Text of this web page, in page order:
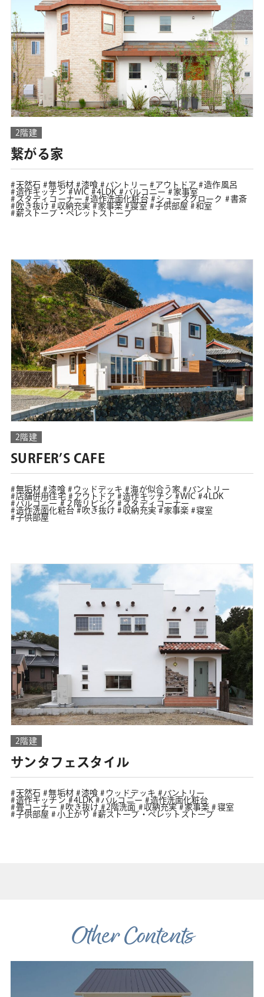
2階建
繋がる家
天然石 無垢材 漆喰 パントリー アウトドア
造作風呂
造作キッチン
WIC 4LDK バルコニー
家事室
スタディコーナー
造作洗面化粧台 シューズクローク
書斎
吹き抜け
収納充実 家事楽 寝室 子供部屋
和室
薪ストーブ・ペレットストーブ
2階建
SURFER’S CAFE
無垢材 漆喰 ウッドデッキ 海が似合う家
パントリー
店舗併用住宅
アウトドア 造作キッチン WIC
4LDK
バルコニー
２階リビング
スタディコーナー
造作洗面化粧台
吹き抜け 収納充実 家事楽
寝室
子供部屋
2階建
サンタフェスタイル
天然石 無垢材 漆喰 ウッドデッキ
パントリー
造作キッチン
4LDK バルコニー
造作洗面化粧台
畳コーナー
吹き抜け 2階洗面 収納充実 家事楽
寝室
子供部屋
小上がり 薪ストーブ・ペレットストーブ
Other Contents